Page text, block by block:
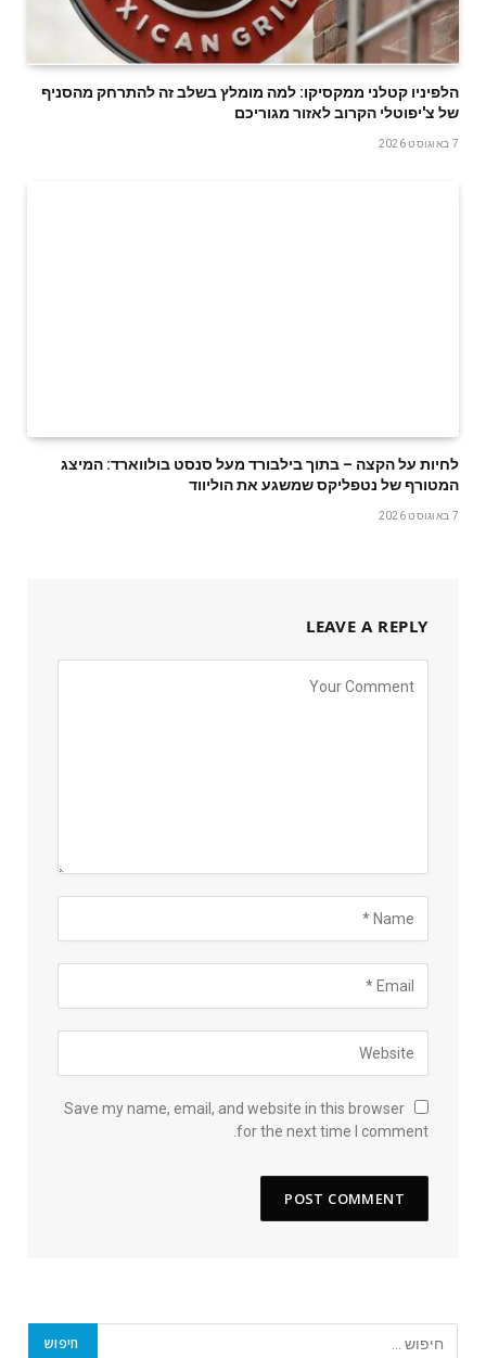
הלפיניו קטלני ממקסיקו: למה מומלץ בשלב זה להתרחק מהסניף
של צ'יפוטלי הקרוב לאזור מגוריכם
7 באוגוסט 2026
לחיות על הקצה – בתוך בילבורד מעל סנסט בולווארד: המיצג
המטורף של נטפליקס שמשגע את הוליווד
7 באוגוסט 2026
LEAVE A REPLY
Save my name, email, and website in this browser
for the next time I comment.